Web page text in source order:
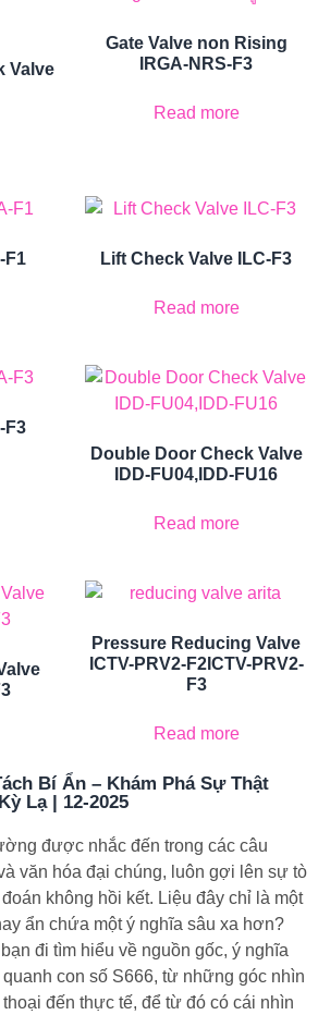
Valve
Gate Valve non Rising
IRGA-NRS-F3
Read more
F1 Lift Check Valve ILC-F3
Read more
F3
Double Door Check Valve
IDD-FU04,IDD-FU16
Read more
Pressure Reducing Valve
ICTV-PRV2-F2ICTV-PRV2-
F3
Read more
Bí Ẩn – Khám Phá Sự Thật
Lạ | 12-2025
được nhắc đến trong các câu
văn hóa đại chúng, luôn gợi lên sự tò
không hồi kết. Liệu đây chỉ là một
ẩn chứa một ý nghĩa sâu xa hơn?
đi tìm hiểu về nguồn gốc, ý nghĩa
con số S666, từ những góc nhìn
đến thực tế, để từ đó có cái nhìn